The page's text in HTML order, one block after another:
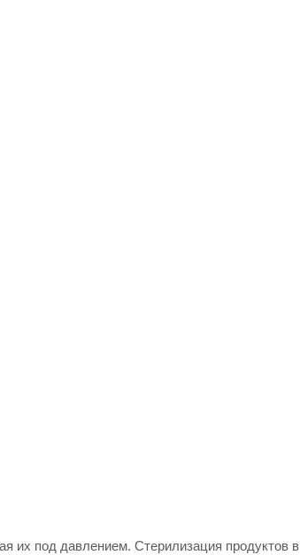
их под давлением. Стерилизация продуктов в